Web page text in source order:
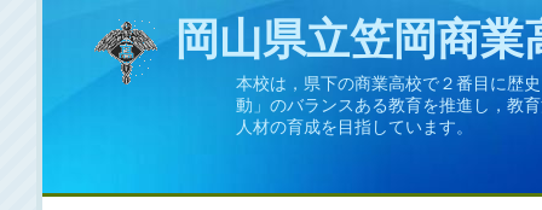
岡山県立笠岡商業
本校は，県下の商業高校で２番目に歴
動」のバランスある教育を推進し，教
人材の育成を目指しています。